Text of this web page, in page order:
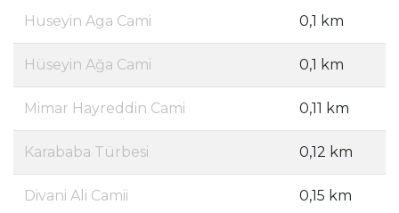
Huseyin Aga Cami 0,1 km
Hüseyin Ağa Cami 0,1 km
Mimar Hayreddin Cami 0,11 km
Karababa Türbesi 0,12 km
Divani Ali Camii 0,15 km